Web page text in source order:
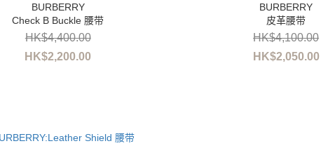
Check B Buckle 腰带
HK$2,200.00
HK$4,400.00
皮革腰带
HK$2,050.00
HK$4,100.00